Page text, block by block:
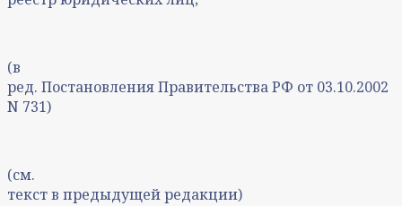
(в
ред. Постановления Правительства РФ от 03.10.2002
N 731)
(см.
текст в предыдущей редакции)